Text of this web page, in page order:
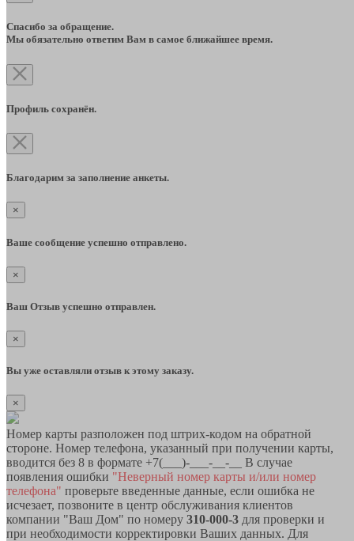
Спасибо за обращение.
Мы обязательно ответим Вам в самое ближайшее время.
Профиль сохранён.
Благодарим за заполнение анкеты.
×
Ваше сообщение успешно отправлено.
×
Ваш Отзыв успешно отправлен.
×
Вы уже оставляли отзыв к этому заказу.
×
Номер карты разположен под штрих-кодом на обратной
стороне. Номер телефона, указанный при получении карты,
вводится без 8 в формате +7(___)-___-__-__ В случае
появления ошибки "Неверный номер карты и/или номер
телефона" проверьте введенные данные, если ошибка не
исчезает, позвоните в центр обслуживания клиентов
компании "Ваш Дом" по номеру 310-000-3 для проверки и
при необходимости корректировки Ваших данных. Для